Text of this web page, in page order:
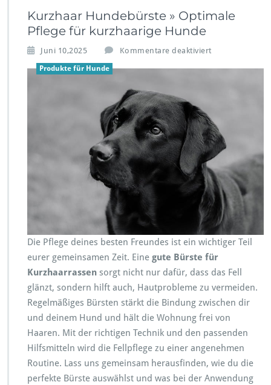
Kurzhaar Hundebürste » Optimale
Pflege für kurzhaarige Hunde
Juni 10,2025 Kommentare deaktiviert
z
h
a
a
r
H
u
d
e
b
ü
r
t
e
»
t
i
m
Produkte für Hunde
Die Pflege deines besten Freundes ist ein wichtiger Teil
eurer gemeinsamen Zeit. Eine gute Bürste für
Kurzhaarrassen sorgt nicht nur dafür, dass das Fell
glänzt, sondern hilft auch, Hautprobleme zu vermeiden.
Regelmäßiges Bürsten stärkt die Bindung zwischen dir
und deinem Hund und hält die Wohnung frei von
Haaren. Mit der richtigen Technik und den passenden
Hilfsmitteln wird die Fellpflege zu einer angenehmen
Routine. Lass uns gemeinsam herausfinden, wie du die
perfekte Bürste auswählst und was bei der Anwendung